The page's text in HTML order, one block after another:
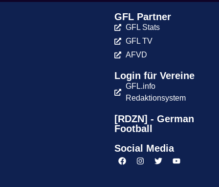
GFL Partner
GFL Stats
GFL TV
AFVD
Login für Vereine
GFL.info
Redaktionsystem
[RDZN] - German
Football
Social Media